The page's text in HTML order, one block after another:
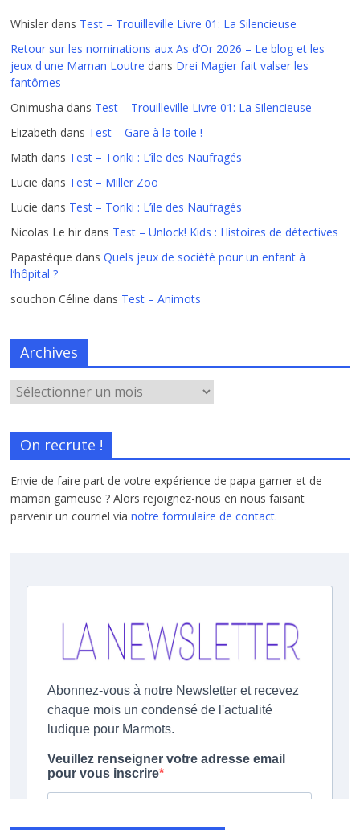
Whisler dans Test – Trouilleville Livre 01: La Silencieuse
Retour sur les nominations aux As d’Or 2026 – Le blog et les
jeux d'une Maman Loutre dans Drei Magier fait valser les
fantômes
Onimusha dans Test – Trouilleville Livre 01: La Silencieuse
Elizabeth dans Test – Gare à la toile !
Math dans Test – Toriki : L’île des Naufragés
Lucie dans Test – Miller Zoo
Lucie dans Test – Toriki : L’île des Naufragés
Nicolas Le hir dans Test – Unlock! Kids : Histoires de détectives
Papastèque dansQuels jeux de société pour un enfant à
l’hôpital ?
souchon Céline dans Test – Animots
Archives
On recrute !
Envie de faire part de votre expérience de papa gamer et de
maman gameuse ? Alors rejoignez-nous en nous faisant
parvenir un courriel vianotre formulaire de contact.